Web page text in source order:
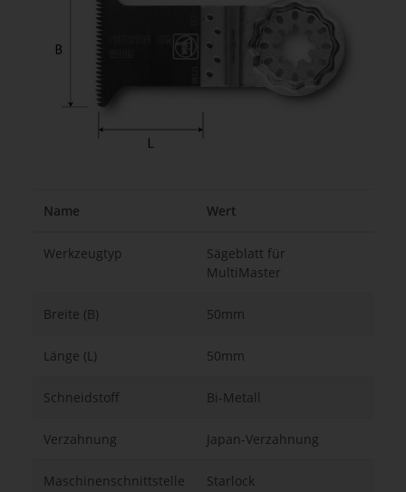
Name Wert
Werkzeugtyp
Sägeblatt für
MultiMaster
Breite (B) 50mm
Länge (L) 50mm
Schneidstoff Bi-Metall
Verzahnung Japan-Verzahnung
Maschinenschnittstelle Starlock